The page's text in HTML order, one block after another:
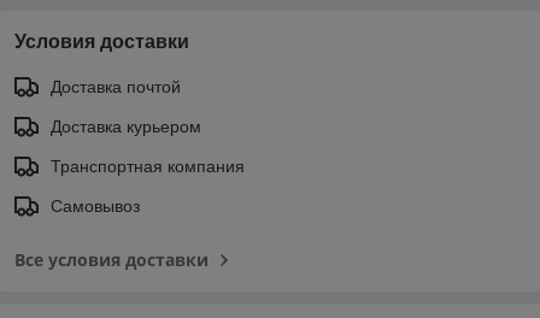
Условия доставки
Доставка почтой
Доставка курьером
Транспортная компания
Самовывоз
Все условия доставки